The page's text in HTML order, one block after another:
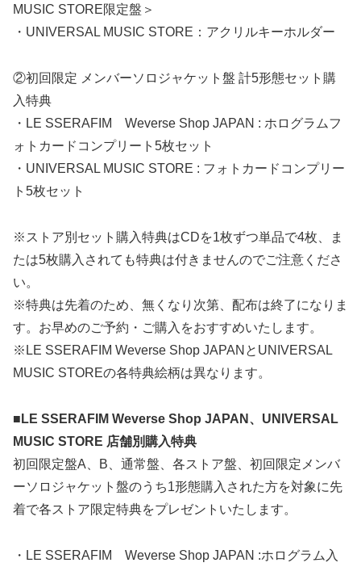
MUSIC STORE限定盤＞
・UNIVERSAL MUSIC STORE：アクリルキーホルダー
②初回限定 メンバーソロジャケット盤 計5形態セット購
入特典
・LE SSERAFIM Weverse Shop JAPAN : ホログラムフ
ォトカードコンプリート5枚セット
・UNIVERSAL MUSIC STORE : フォトカードコンプリー
ト5枚セット
※ストア別セット購入特典はCDを1枚ずつ単品で4枚、ま
たは5枚購入されても特典は付きませんのでご注意くださ
い。
※特典は先着のため、無くなり次第、配布は終了になりま
す。お早めのご予約・ご購入をおすすめいたします。
※LE SSERAFIM Weverse Shop JAPANとUNIVERSAL
MUSIC STOREの各特典絵柄は異なります。
■LE SSERAFIM Weverse Shop JAPAN、UNIVERSAL
MUSIC STORE 店舗別購入特典
初回限定盤A、B、通常盤、各ストア盤、初回限定メンバ
ーソロジャケット盤のうち1形態購入された方を対象に先
着で各ストア限定特典をプレゼントいたします。
・LE SSERAFIM Weverse Shop JAPAN :ホログラム入